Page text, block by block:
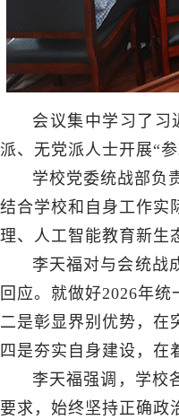
会议集中学习了习
派、无党派人士开展“
学校党委统战部负
结合学校和自身工作实
理、人工智能教育新生
李天福对与会统战
回应。就做好2026年
二是彰显界别优势，在
四是夯实自身建设，在
李天福强调，学校
要求，始终坚持正确政